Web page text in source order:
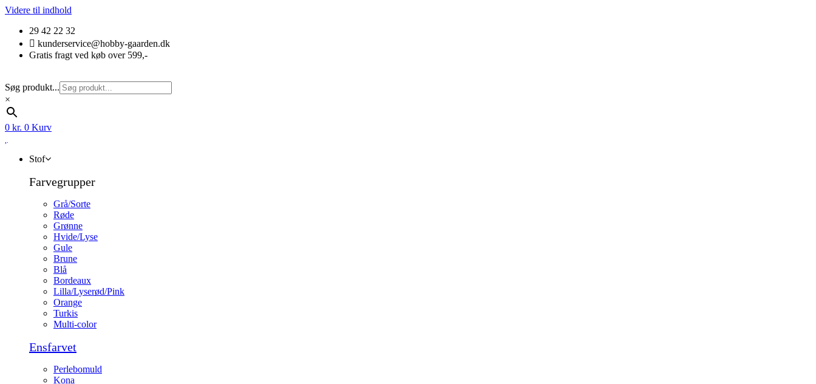
Videre til indhold
29 42 22 32
kunderservice@hobby-gaarden.dk
Gratis fragt ved køb over 599,-
Søg produkt...
×
0 kr. 0 Kurv
Stof
Farvegrupper
Grå/Sorte
Røde
Grønne
Hvide/Lyse
Gule
Brune
Blå
Bordeaux
Lilla/Lyserød/Pink
Orange
Turkis
Multi-color
Ensfarvet
Perlebomuld
Kona